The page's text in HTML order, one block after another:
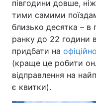
півгодини довше,
тими самими
близько десятка – в
ранку до 22 години
придбати на
(краще це робити
відправлення на
є квитки).